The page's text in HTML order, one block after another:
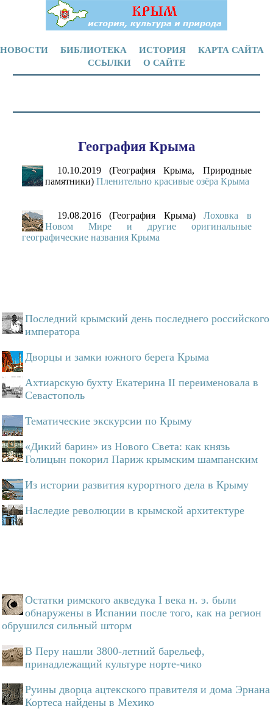
НОВОСТИ БИБЛИОТЕКА ИСТОРИЯ
КАРТА САЙТА
ССЫЛКИ
О САЙТЕ
География Крыма
10.10.2019 (География Крыма, Природные
памятники) Пленительно красивые озёра Крыма
19.08.2016 (География Крыма) Лоховка в
Новом Мире и другие оригинальные
географические названия Крыма
Последний крымский день последнего российского
императора
Дворцы и замки южного берега Крыма
Ахтиарскую бухту Екатерина II переименовала в
Севастополь
Тематические экскурсии по Крыму
«Дикий барин» из Нового Света: как князь
Голицын покорил Париж крымским шампанским
Из истории развития курортного дела в Крыму
Наследие революции в крымской архитектуре
Остатки римского акведука I века н. э. были
обнаружены в Испании после того, как на регион
обрушился сильный шторм
В Перу нашли 3800-летний барельеф,
принадлежащий культуре норте-чико
Руины дворца ацтекского правителя и дома Эрнана
Кортеса найдены в Мехико